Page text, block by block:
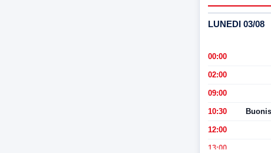
LUNEDI 03/08
00:00
02:00
09:00
10:30
12:00
13:00